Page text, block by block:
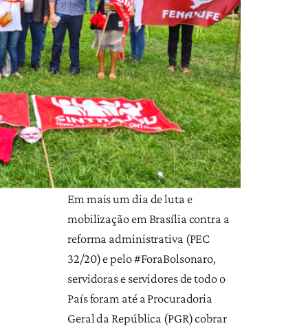
Em mais um dia de luta e
mobilização em Brasília contra a
reforma administrativa (PEC
32/20) e pelo #ForaBolsonaro,
servidoras e servidores de todo o
País foram até a Procuradoria
Geral da República (PGR) cobrar